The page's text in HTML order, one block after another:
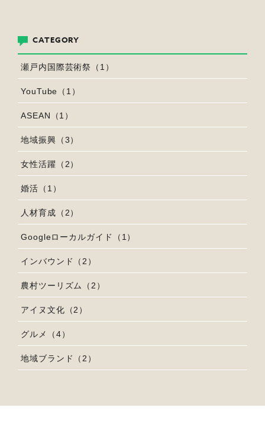
CATEGORY
瀬戸内国際芸術祭（1）
YouTube（1）
ASEAN（1）
地域振興（3）
女性活躍（2）
婚活（1）
人材育成（2）
Googleローカルガイド（1）
インバウンド（2）
農村ツーリズム（2）
アイヌ文化（2）
グルメ（4）
地域ブランド（2）